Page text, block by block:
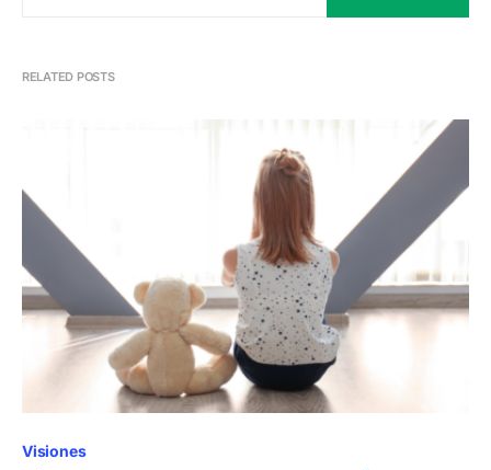
RELATED POSTS
Visiones